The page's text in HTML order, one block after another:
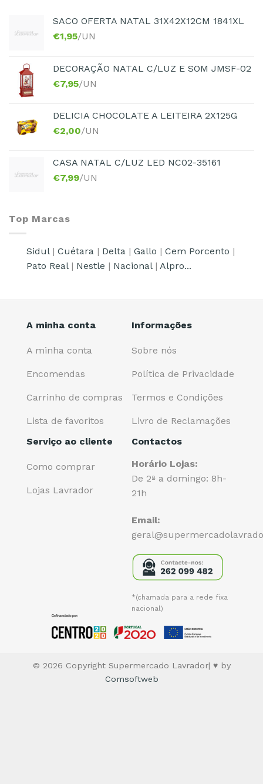
SACO OFERTA NATAL 31X42X12CM 1841XL
€1,95/UN
DECORAÇÃO NATAL C/LUZ E SOM JMSF-02
€7,95/UN
DELICIA CHOCOLATE A LEITEIRA 2X125G
€2,00/UN
CASA NATAL C/LUZ LED NC02-35161
€7,99/UN
Top Marcas
Sidul| Cuétara | Delta | Gallo | Cem Porcento |
Pato Real| Nestle | Nacional| Alpro...
A minha conta
A minha conta
Encomendas
Carrinho de compras
Lista de favoritos
Informações
Sobre nós
Política de Privacidade
Termos e Condições
Livro de Reclamações
Serviço ao cliente
Como comprar
Lojas Lavrador
Contactos
Horário Lojas:
De 2ª a domingo: 8h-
21h
Email:
*(chamada para a rede fixa
nacional)
© 2026 Copyright Supermercado Lavrador| ♥ by
Comsoftweb